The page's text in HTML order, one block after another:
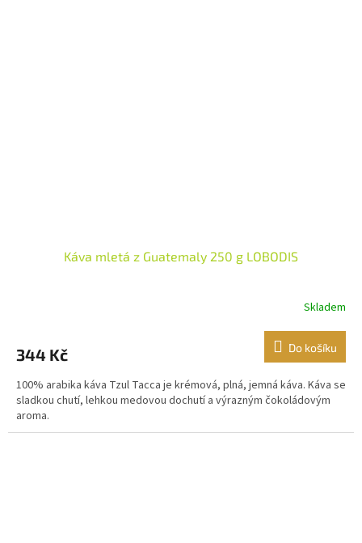
Káva mletá z Guatemaly 250 g LOBODIS
Skladem
344 Kč Do košíku
100% arabika káva Tzul Tacca je krémová, plná, jemná káva. Káva se
sladkou chutí, lehkou medovou dochutí a výrazným čokoládovým
aroma.